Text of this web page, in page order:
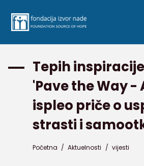
Tepih
'Pave the Way -
ispleo priče o
strasti i
Početna / Aktuelnosti / vijesti